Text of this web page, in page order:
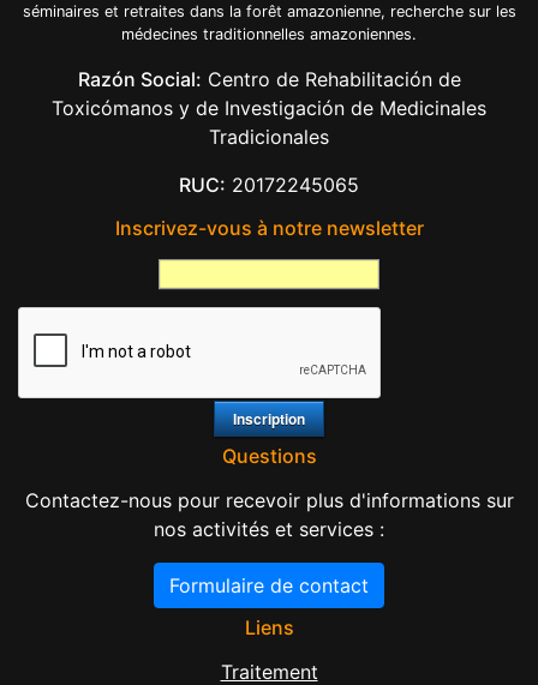
séminaires et retraites dans la forêt amazonienne, recherche sur les
médecines traditionnelles amazoniennes.
Razón Social: Centro de Rehabilitación de
Toxicómanos y de Investigación de Medicinales
Tradicionales
RUC: 20172245065
Inscrivez-vous à notre newsletter
Questions
Contactez-nous pour recevoir plus d'informations sur
nos activités et services :
Formulaire de contact
Liens
Traitement